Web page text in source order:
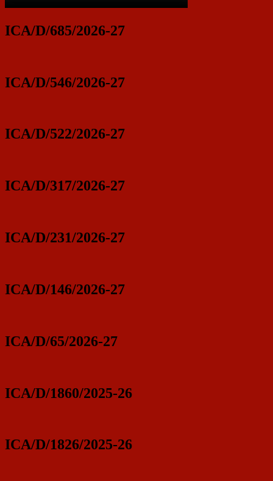
ICA/D/685/2026-27
ICA/D/546/2026-27
ICA/D/522/2026-27
ICA/D/317/2026-27
ICA/D/231/2026-27
ICA/D/146/2026-27
ICA/D/65/2026-27
ICA/D/1860/2025-26
ICA/D/1826/2025-26